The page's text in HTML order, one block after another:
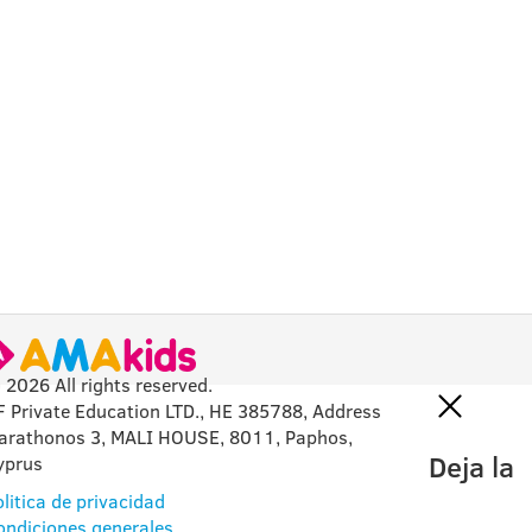
All rights reserved.
Private Education LTD., HE 385788, Address
3, MALI HOUSE, 8011, Paphos,
de privacidad
Deja la